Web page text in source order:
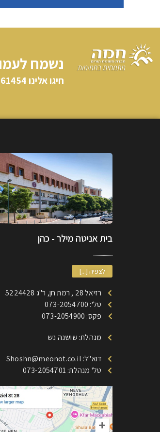
נשמח
חיגו אלינו​ 074-7661454, או מלאו פרטיכם וניצור קשר:
בית אניטה מילר - כהן
לצפיה [...]
רזיאל 28 , רמת חן, ר"ג 5224428
טל': 073-2054700
פקס: 073-2054900
מנהלת: שושנה נש
דוא"ל: Shoshn@meonot.co.il
טל' מנהלת: 073-2054701